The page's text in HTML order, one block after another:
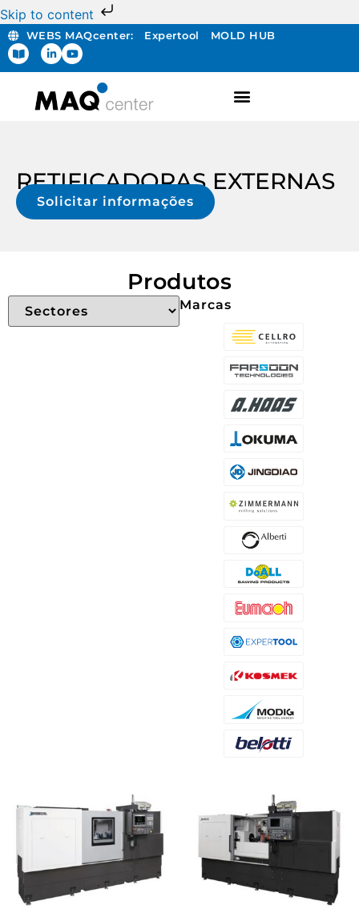
Skip to content
WEBS MAQcenter: Expertool MOLD HUB
RETIFICADORAS EXTERNAS
Solicitar informações
Produtos
Marcas